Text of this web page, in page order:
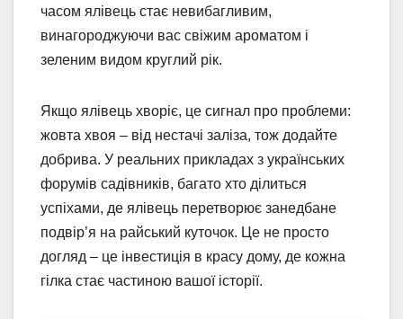
часом ялівець стає невибагливим,
винагороджуючи вас свіжим ароматом і
зеленим видом круглий рік.
Якщо ялівець хворіє, це сигнал про проблеми:
жовта хвоя – від нестачі заліза, тож додайте
добрива. У реальних прикладах з українських
форумів садівників, багато хто ділиться
успіхами, де ялівець перетворює занедбане
подвір’я на райський куточок. Це не просто
догляд – це інвестиція в красу дому, де кожна
гілка стає частиною вашої історії.